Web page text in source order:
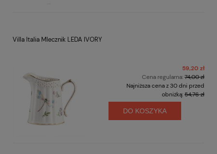
Villa Italia Mlecznik LEDA IVORY
59,20 zł
Cena regularna:74,00 zł
Najniższa cena z 30 dni przed
obniżką:54,76 zł
DO KOSZYKA